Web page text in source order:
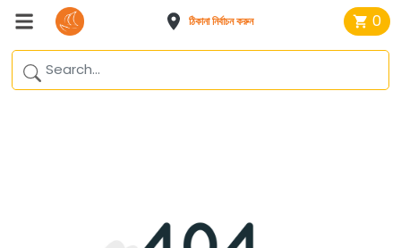
ঠিকানা নির্বাচন করুন 0